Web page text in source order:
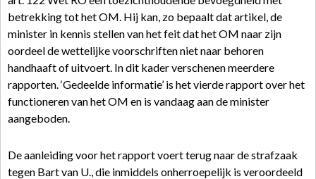
betrekking tot het OM. Hij kan, zo bepaalt dat artikel, de
minister in kennis stellen van het feit dat het OM naar zijn
oordeel de wettelijke voorschriften niet naar behoren
handhaaft of uitvoert. In dit kader verschenen meerdere
rapporten. ‘Gedeelde informatie’ is het vierde rapport over het
functioneren van het OM en is vandaag aan de minister
aangeboden.
De aanleiding voor het rapport voert terug naar de strafzaak
tegen Bart van U., die inmiddels onherroepelijk is veroordeeld